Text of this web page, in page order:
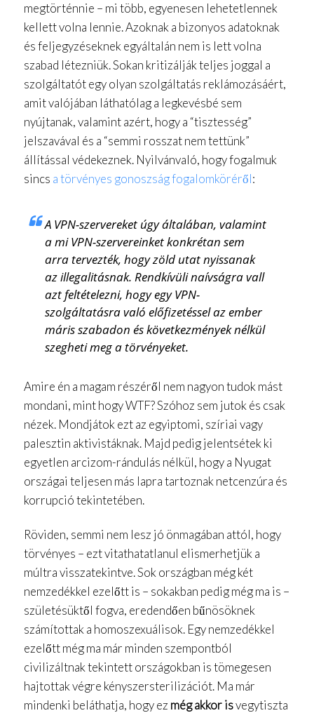
megtörténnie – mi több, egyenesen lehetetlennek
kellett volna lennie. Azoknak a bizonyos adatoknak
és feljegyzéseknek egyáltalán nem is lett volna
szabad létezniük. Sokan kritizálják teljes joggal a
szolgáltatót egy olyan szolgáltatás reklámozásáért,
amit valójában láthatólag a legkevésbé sem
nyújtanak, valamint azért, hogy a “tisztesség”
jelszavával és a “semmi rosszat nem tettünk”
állítással védekeznek. Nyilvánvaló, hogy fogalmuk
sincs a törvényes gonoszság fogalomköréről:
A VPN-szervereket úgy általában, valamint
a mi VPN-szervereinket konkrétan sem
arra tervezték, hogy zöld utat nyissanak
az illegalitásnak. Rendkívüli naívságra vall
azt feltételezni, hogy egy VPN-
szolgáltatásra való előfizetéssel az ember
máris szabadon és következmények nélkül
szegheti meg a törvényeket.
Amire én a magam részéről nem nagyon tudok mást
mondani, mint hogy WTF? Szóhoz sem jutok és csak
nézek. Mondjátok ezt az egyiptomi, szíriai vagy
palesztin aktivistáknak. Majd pedig jelentsétek ki
egyetlen arcizom-rándulás nélkül, hogy a Nyugat
országai teljesen más lapra tartoznak netcenzúra és
korrupció tekintetében.
Röviden, semmi nem lesz jó önmagában attól, hogy
törvényes – ezt vitathatatlanul elismerhetjük a
múltra visszatekintve. Sok országban még két
nemzedékkel ezelőtt is – sokakban pedig még ma is –
születésüktől fogva, eredendően bűnösöknek
számítottak a homoszexuálisok. Egy nemzedékkel
ezelőtt még ma már minden szempontból
civilizáltnak tekintett országokban is tömegesen
hajtottak végre kényszersterilizációt. Ma már
mindenki beláthatja, hogy ez még akkor isvegytiszta